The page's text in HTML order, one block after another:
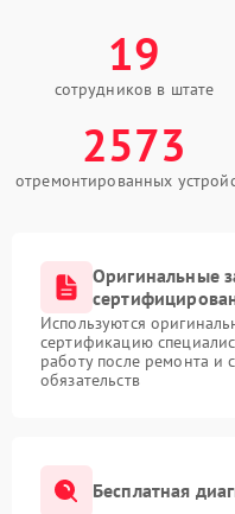
19
сотрудников в штате
2573
отремонтированных
Оригинальные
Используются
сертификацию
работу после ремонта и
обязательств
Бесплатная